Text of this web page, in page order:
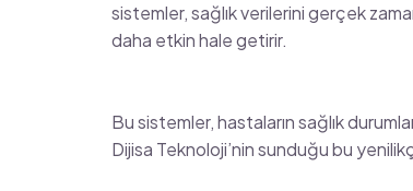
sistemler, sağlık verilerini gerçek
daha etkin hale getirir.
Bu sistemler, hastaların sağlık
Dijisa Teknoloji’nin sunduğu bu